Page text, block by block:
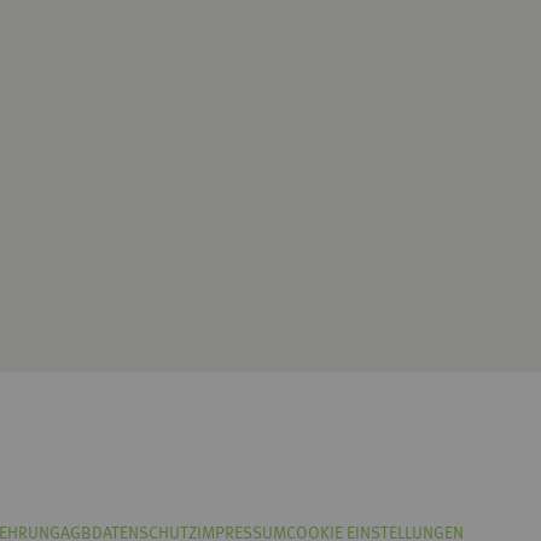
AGB DATENSCHUTZ IMPRESSUMCOOKIE EINSTELLUNGEN